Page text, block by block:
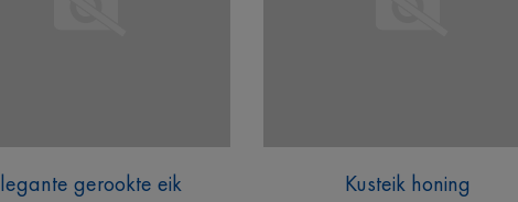
gerookte eik Kusteik honing